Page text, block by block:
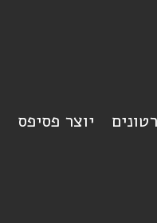
יוצר פסיפס